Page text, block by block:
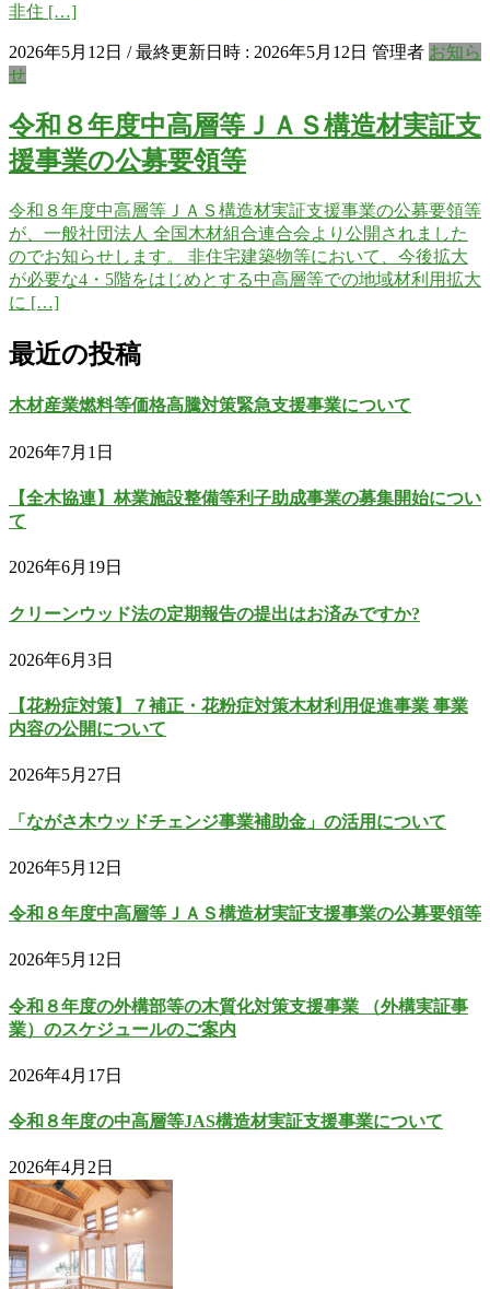
非住 […]
2026年5月12日 / 最終更新日時 : 2026年5月12日 管理者 お知ら
せ
令和８年度中高層等ＪＡＳ構造材実証支
援事業の公募要領等
令和８年度中高層等ＪＡＳ構造材実証支援事業の公募要領等
が、一般社団法人 全国木材組合連合会より公開されました
のでお知らせします。 非住宅建築物等において、今後拡大
が必要な4・5階をはじめとする中高層等での地域材利用拡大
に […]
最近の投稿
木材産業燃料等価格高騰対策緊急支援事業について
2026年7月1日
【全木協連】林業施設整備等利子助成事業の募集開始につい
て
2026年6月19日
クリーンウッド法の定期報告の提出はお済みですか?
2026年6月3日
【花粉症対策】７補正・花粉症対策木材利用促進事業 事業
内容の公開について
2026年5月27日
「ながさ木ウッドチェンジ事業補助金」の活用について
2026年5月12日
令和８年度中高層等ＪＡＳ構造材実証支援事業の公募要領等
2026年5月12日
令和８年度の外構部等の木質化対策支援事業 （外構実証事
業）のスケジュールのご案内
2026年4月17日
令和８年度の中高層等JAS構造材実証支援事業について
2026年4月2日